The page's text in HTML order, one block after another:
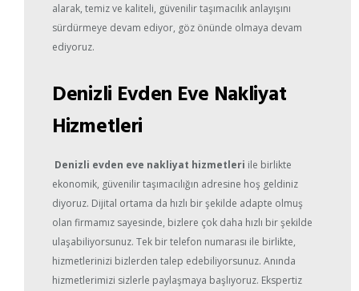
alarak, temiz ve kaliteli, güvenilir taşımacılık anlayışını
sürdürmeye devam ediyor, göz önünde olmaya devam
ediyoruz.
Denizli Evden Eve Nakliyat
Hizmetleri
Denizli evden eve nakliyat hizmetleri ile birlikte
ekonomik, güvenilir taşımacılığın adresine hoş geldiniz
diyoruz. Dijital ortama da hızlı bir şekilde adapte olmuş
olan firmamız sayesinde, bizlere çok daha hızlı bir şekilde
ulaşabiliyorsunuz. Tek bir telefon numarası ile birlikte,
hizmetlerinizi bizlerden talep edebiliyorsunuz. Anında
hizmetlerimizi sizlerle paylaşmaya başlıyoruz. Ekspertiz